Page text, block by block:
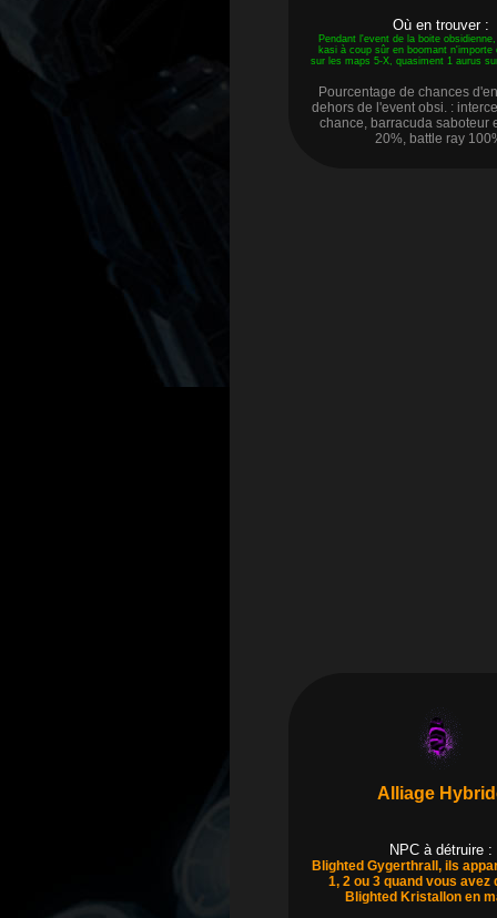
Où en trouver :
Pendant l'event de la boite
kasi à coup sûr en boomant n'importe
sur les maps 5-X, quasiment 1 aurus
Pourcentage de chances
dehors de l'event obsi. :
chance, barracuda saboteur
20%, battle ray
Alliage
NPC à détruire :
Blighted Gygerthrall, ils
1, 2 ou 3 quand vous avez
Blighted Kristallon en